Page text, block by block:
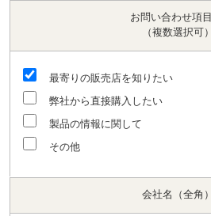
お問い合わせ項目
（複数選択可）
最寄りの販売店を知りたい
弊社から直接購入したい
製品の情報に関して
その他
会社名（全角）